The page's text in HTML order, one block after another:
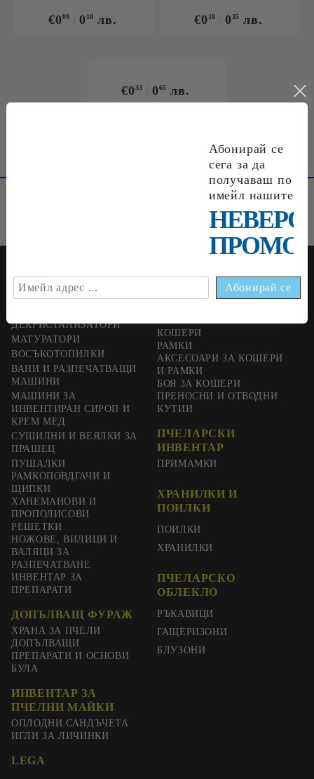
€009 018 лв. €018 035 лв.
€033 065 лв.
ПЧЕЛАРСКА
ТЕХНИКА
ДЕКРИСТАЛИЗАТОРИ
МАТУРАТОРИ
ВОСЪКОТОПИЛКИ
ВАНИ И РАЗПЕЧАТВАЩИ
МАШИНИ
МАШИНИ ЗА
ИНВЕНТИРАН СИРОП И
КРЕМ МЕД
СУШИЛНИ И ВЕЯЛКИ ЗА
ПРАШЕЦ
ШНЕКОВИ ПРЕСИ И
ПОМПИ ЗА МЕД
КОШЕРИ
РАМКИ
АКСЕСОАРИ ЗА КОШЕРИ
И РАМКИ
БОЯ ЗА КОШЕРИ
ПРЕНОСНИ И ОТВОДНИ
КУТИИ
ПЧЕЛАРСКИ
ИНВЕНТАР
ПУШАЛКИ
РАМКОПОВДГАЧИ И
ЩИПКИ
ХАНЕМАНОВИ И
ПРОПОЛИСОВИ
РЕШЕТКИ
НОЖОВЕ, ВИЛИЦИ И
ВАЛЯЦИ ЗА
РАЗПЕЧАТВАНЕ
ИНВЕНТАР ЗА
ПРЕПАРАТИ
ДОПЪЛВАЩ ФУРАЖ
ХРАНА ЗА ПЧЕЛИ
ДОПЪЛВАЩИ
ПРЕПАРАТИ И ОСНОВИ
ПРИМАМКИ
ХРАНИЛКИ И
ПОИЛКИ
ПОИЛКИ
ХРАНИЛКИ
ПЧЕЛАРСКО
ОБЛЕКЛО
РЪКАВИЦИ
ГАЩЕРИЗОНИ
БЛУЗОНИ
БУЛА
ИНВЕНТАР ЗА
ПЧЕЛНИ МАЙКИ
ОПЛОДНИ САНДЪЧЕТА
ИГЛИ ЗА ЛИЧИНКИ
LEGA
Абонирай се
сега за да
получаваш по
имейл нашите